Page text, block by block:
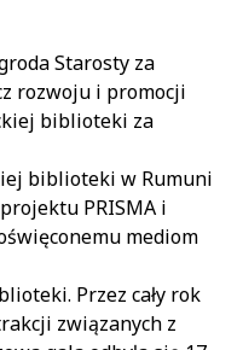
Starosty za
rozwoju i promocji
biblioteki za
biblioteki w Rumuni
PRISMA i
mediom
Przez cały rok
związanych z